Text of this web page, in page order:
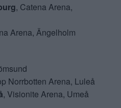
, Catena Arena,
Arena, Ängelholm
Norrbotten Arena, Luleå
, Visionite Arena, Umeå